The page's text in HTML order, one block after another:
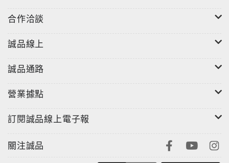
"
合作洽談
誠品線上
誠品通路
營業據點
訂閱誠品線上電子報
關注誠品